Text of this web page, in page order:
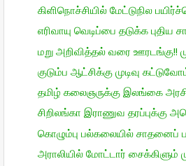
கிளிநொச்சியில் மேட்டுநில
எரிவாயு வெடிப்பை தடுக்க
மறு அறிவித்தல் வரை ஊரடங்கு!!
குடும்ப ஆட்சிக்கு முடிவு
தமிழ் கலைஞருக்கு இலங்கை
சிறிலங்கா இராணுவ தரப்புக்கு
கொழும்பு பல்கலையில் சாதனைப்
அராலியில் மோட்டார் சைக்கிளும்